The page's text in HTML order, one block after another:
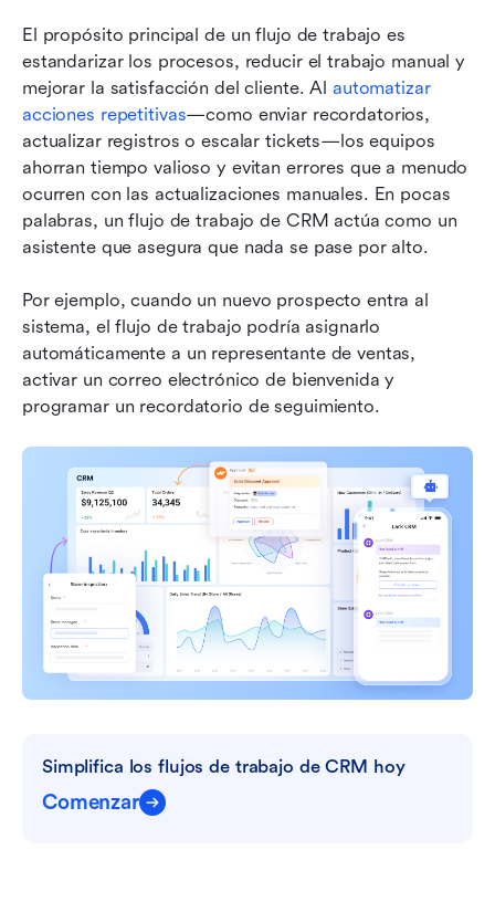
El propósito principal de un flujo de trabajo es
estandarizar los procesos, reducir el trabajo manual y
mejorar la satisfacción del cliente. Al automatizar
acciones repetitivas—como enviar recordatorios,
actualizar registros o escalar tickets—los equipos
ahorran tiempo valioso y evitan errores que a menudo
ocurren con las actualizaciones manuales. En pocas
palabras, un flujo de trabajo de CRM actúa como un
asistente que asegura que nada se pase por alto.
Por ejemplo, cuando un nuevo prospecto entra al
sistema, el flujo de trabajo podría asignarlo
automáticamente a un representante de ventas,
activar un correo electrónico de bienvenida y
programar un recordatorio de seguimiento.
Simplifica los flujos de trabajo de CRM hoy
Comenzar